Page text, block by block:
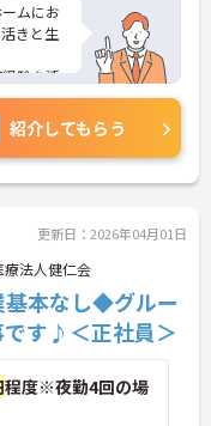
ムにお
きと生
験を活
寄り添
方を募
、さら
談くだ
紹介してもらう
更新日：2026年04月01日
療法人健仁会
基本なし◆グルー
です♪＜正社員＞
程度※夜勤4回の場